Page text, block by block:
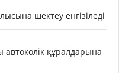
шектеу енгізіледі
автокөлік құралдарына